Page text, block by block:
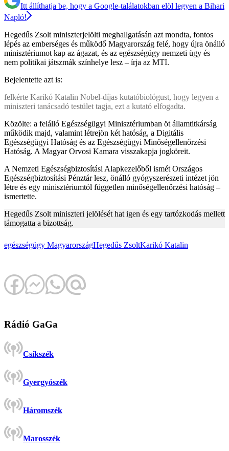
Itt állíthatja be, hogy a Google-találatokban elöl legyen a Bihari
Napló!
Hegedűs Zsolt miniszterjelölti meghallgatásán azt mondta, fontos
lépés az emberséges és működő Magyarország felé, hogy újra önálló
minisztériumot kap az ágazat, és az egészségügy nemzeti ügy és
nem politikai játszmák színhelye lesz – írja az MTI.
Bejelentette azt is:
felkérte Karikó Katalin Nobel-díjas kutatóbiológust, hogy legyen a
miniszteri tanácsadó testület tagja, ezt a kutató elfogadta.
Közölte: a felálló Egészségügyi Minisztériumban öt államtitkárság
működik majd, valamint létrejön két hatóság, a Digitális
Egészségügyi Hatóság és az Egészségügyi Minőségellenőrzési
Hatóság. A Magyar Orvosi Kamara visszakapja jogköreit.
A Nemzeti Egészségbiztosítási Alapkezelőből ismét Országos
Egészségbiztosítási Pénztár lesz, önálló gyógyszerészeti intézet jön
létre és egy minisztériumtól független minőségellenőrzési hatóság –
ismertette.
Hegedűs Zsolt miniszteri jelölését hat igen és egy tartózkodás mellett
támogatta a bizottság.
egészségügy MagyarországHegedűs ZsoltKarikó Katalin
Rádió GaGa
Csíkszék
Gyergyószék
Háromszék
Marosszék